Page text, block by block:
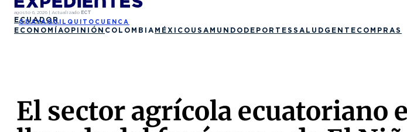
agosto 6, 2026 | Actualizado ECT
ECUADOR
GUAYAQUIL QUITO CUENCA
ECONOMÍAOPINIÓN COLOMBIA MÉXICO USA MUNDO DEPORTES SALUD GENTE COMPRAS
El sector agrícola ecuatoriano